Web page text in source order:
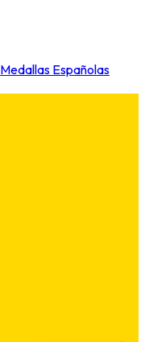
Medallas Españolas